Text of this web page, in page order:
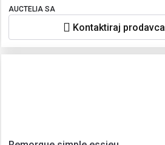
AUCTELIA SA
Kontaktiraj prodavca